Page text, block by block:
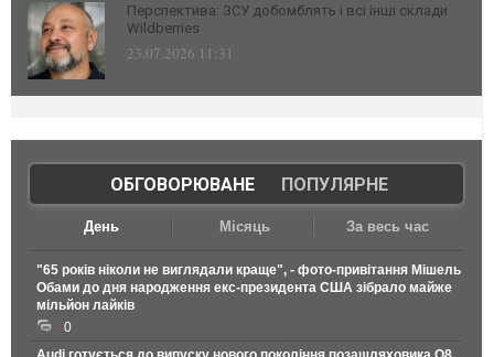
Перспектива: ЗСУ добомблять і всі інші склади
Wildberries
23.07.2026 11:31
ОБГОВОРЮВАНЕ| ПОПУЛЯРНЕ
День Місяць За весь час
"65 років ніколи не виглядали краще", - фото-привітання Мішель
Обами до дня народження екс-президента США зібрало майже
мільйон лайків
0